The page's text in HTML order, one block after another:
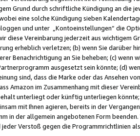
Grund durch schriftliche Kündigung an die
eine solche Kündigung sieben
und unter „Kontoeinstellungen“ die
diese Vereinbarung jederzeit aus wichtigem
erheblich verletzen; (b) wenn Sie darüber
Benachrichtigung an Sie beheben; (c)
ausgesetzt sein könnte; (d)
sind, dass die Marke oder das Ansehen
Amazon im Zusammenhang mit dieser
unterliegt oder künftig unterliegen könnte;
mit Ihnen agieren, bereits in der
in der allgemein angebotenen Form
Verstoß gegen die Programmrichtlinien